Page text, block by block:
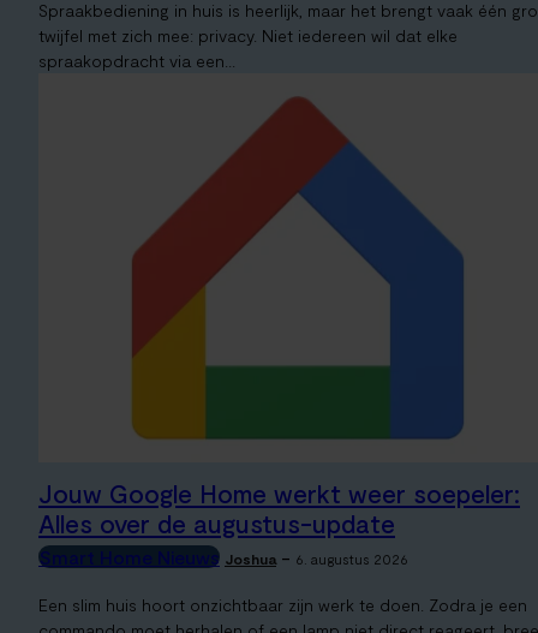
Spraakbediening in huis is heerlijk, maar het brengt vaak één
twijfel met zich mee: privacy. Niet iedereen wil dat elke
spraakopdracht via een...
Jouw Google Home werkt weer soepeler:
Alles over de augustus-update
Smart Home Nieuws Joshua - 6. augustus 2026
Een slim huis hoort onzichtbaar zijn werk te doen. Zodra je een